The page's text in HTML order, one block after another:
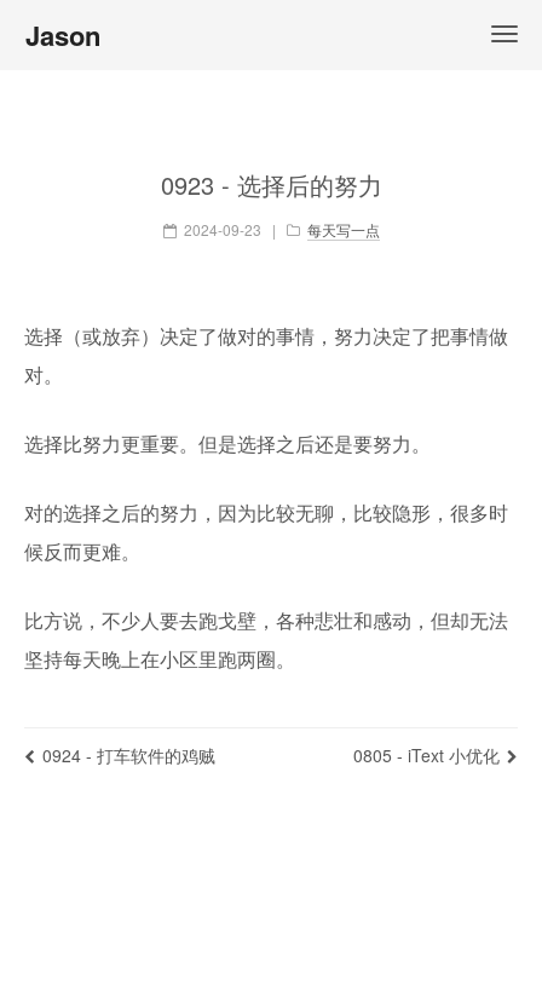
Jason
0923 - 选择后的努力
2024-09-23 | 每天写一点
选择（或放弃）决定了做对的事情，努力决定了把事情做
对。
选择比努力更重要。但是选择之后还是要努力。
对的选择之后的努力，因为比较无聊，比较隐形，很多时
候反而更难。
比方说，不少人要去跑戈壁，各种悲壮和感动，但却无法
坚持每天晚上在小区里跑两圈。
0924 - 打车软件的鸡贼 0805 - iText 小优化